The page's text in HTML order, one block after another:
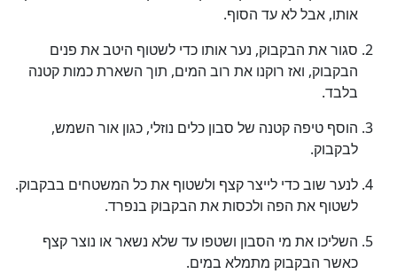
אותו, אבל לא עד הסוף.
סגור את הבקבוק, נער אותו כדי לשטוף היטב את פנים
הבקבוק, ואז רוקנו את רוב המים, תוך השארת כמות קטנה
בלבד.
הוסף טיפה קטנה של סבון כלים נוזלי, כגון אור השמש,
לבקבוק.
לנער שוב כדי לייצר קצף ולשטוף את כל המשטחים בבקבוק.
לשטוף את הפה ולכסות את הבקבוק בנפרד.
השליכו את מי הסבון ושטפו עד שלא נשאר או נוצר קצף
כאשר הבקבוק מתמלא במים.